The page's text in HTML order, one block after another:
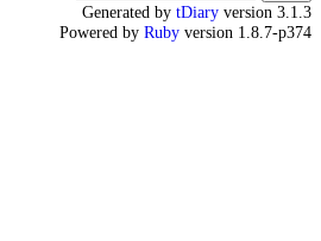
Generated by tDiary version 3.1.3
Powered by Ruby version 1.8.7-p374